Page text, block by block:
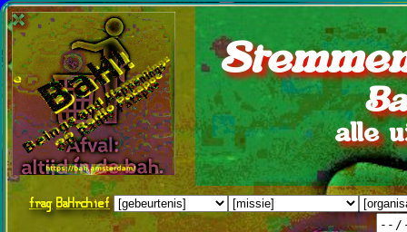
alle
fragBaHrchief